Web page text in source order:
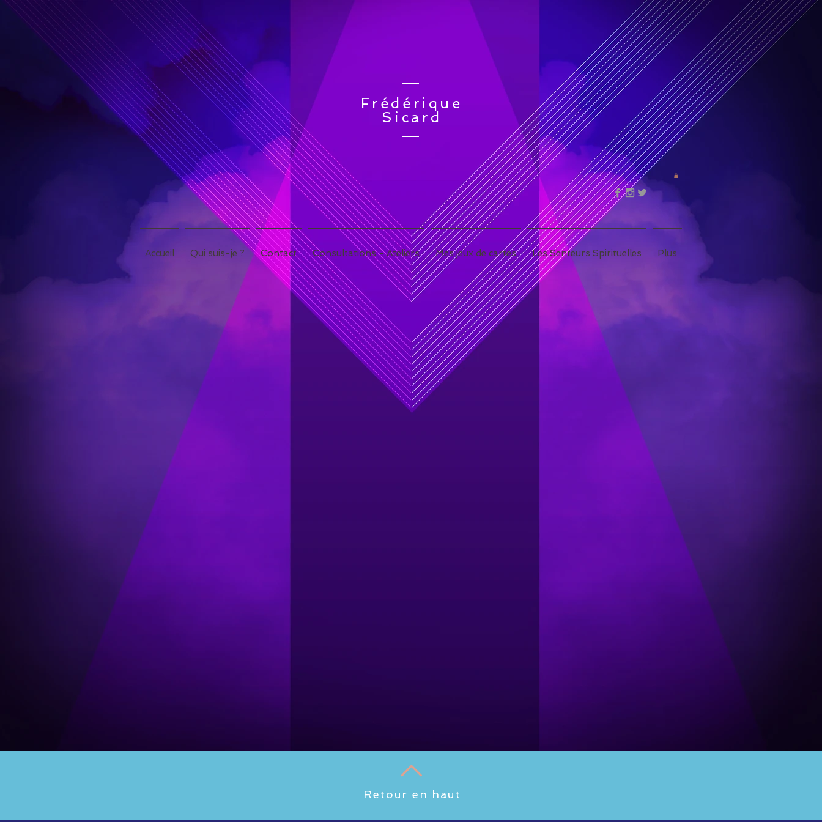
Frédérique
Sicard
Accueil Qui suis-je ? Contact Consultations - Ateliers Mes jeux de cartes Les Senteurs Spirituelles Plus
Retour en haut